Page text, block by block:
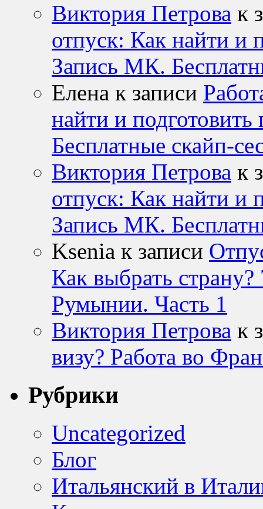
Виктория Петрова к
отпуск: Как найти и
Запись МК.
Елена к записи
найти и
Бесплатные скайп-
Виктория Петрова к
отпуск: Как найти и
Запись МК.
Ksenia к записи
Как выбрать
Румынии. Часть 1
Виктория Петрова к
визу? Работа во
Рубрики
Uncategorized
Блог
Итальянский в